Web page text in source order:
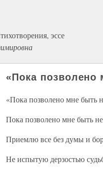
эссе
«Пока
«Пока позволено мне быть
Пока позволено мне быть
Приемлю все без думы и
Не испытую дерзостью